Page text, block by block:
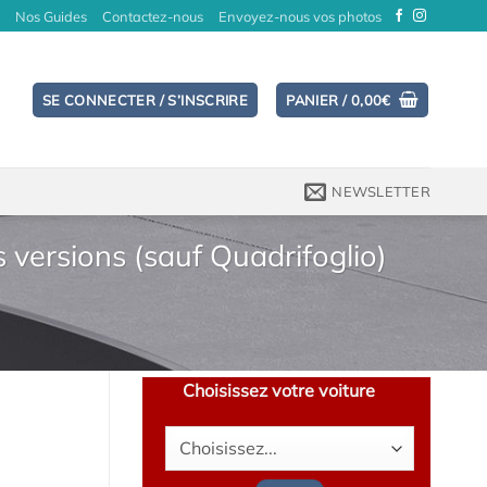
Nos Guides Contactez-nous Envoyez-nous vos photos
SE CONNECTER / S’INSCRIRE PANIER /0,00€
NEWSLETTER
(sauf Quadrifoglio)
Choisissez votre voiture